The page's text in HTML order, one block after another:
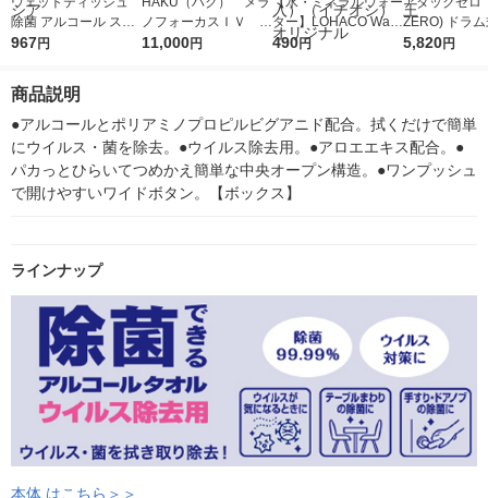
除菌 アルコール スコ
ッティ ウェットティ
シア
967円
ノフォーカスＩＶ 4
5ｇ 資生堂 おまけ
11,000円
ター】LOHACO Wate
r（ロハコウォータ
490円
ZERO) ドラ
詰め替え メガ
5,820円
商品説明
●アルコールとポリアミノプロピルビグアニド配合。拭くだけで簡単
にウイルス・菌を除去。●ウイルス除去用。●アロエエキス配合。●
パカっとひらいてつめかえ簡単な中央オープン構造。●ワンプッシュ
で開けやすいワイドボタン。【ボックス】
ラインナップ
本体 はこちら＞＞